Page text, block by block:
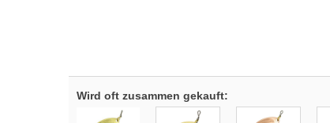
Wird oft zusammen gekauft: